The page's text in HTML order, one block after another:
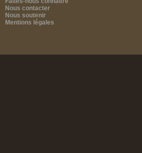
Nous contacter
Nous soutenir
Mentions légales